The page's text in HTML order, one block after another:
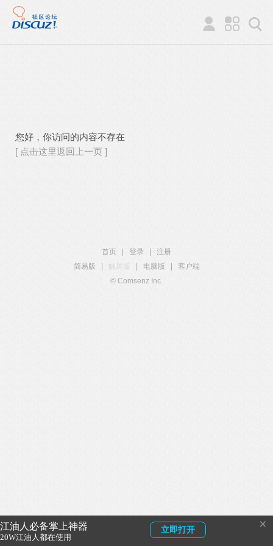
江油人必备掌上神器
20W江油人都在使用
立即打开 ×
您好，你访问的内容不存在
[ 点击这里返回上一页 ]
首页 登录
注册
简易版
触屏版 电脑版
客户端
© Comsenz Inc.